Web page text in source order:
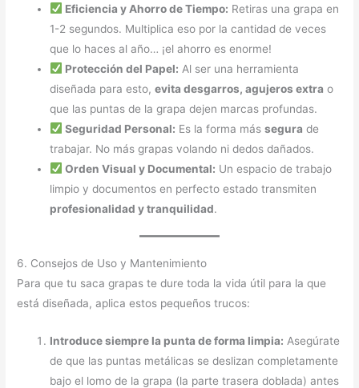
Eficiencia y Ahorro de Tiempo: Retiras una grapa en
1-2 segundos. Multiplica eso por la cantidad de veces
que lo haces al año… ¡el ahorro es enorme!
Protección del Papel: Al ser una herramienta
diseñada para esto,evita desgarros, agujeros extra o
que las puntas de la grapa dejen marcas profundas.
Seguridad Personal: Es la forma más segura de
trabajar. No más grapas volando ni dedos dañados.
Orden Visual y Documental: Un espacio de trabajo
limpio y documentos en perfecto estado transmiten
profesionalidad y tranquilidad.
6. Consejos de Uso y Mantenimiento
Para que tu saca grapas te dure toda la vida útil para la que
está diseñada, aplica estos pequeños trucos:
Introduce siempre la punta de forma limpia: Asegúrate
de que las puntas metálicas se deslizan completamente
bajo el lomo de la grapa (la parte trasera doblada) antes